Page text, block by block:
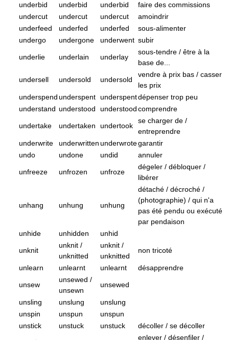
underbid underbid underbid
faire des commissions
undercut
undercut undercut
amoindrir
underfeed
underfed underfed
sous-alimenter
undergo
undergone underwent subir
underlie underlain underlay
sous-tendre / être à la
base de...
undersell undersold undersold
vendre à prix bas / casser
les prix
underspendunderspent underspentdépenser trop peu
understand understood understoodcomprendre
undertake undertaken undertook
se charger de /
entreprendre
underwrite
underwrittenunderwrotegarantir
undo
undone undid annuler
unfreeze unfrozen unfroze
dégeler / débloquer /
libérer
unhang unhung unhung
détaché / décroché /
(photographie) / qui n'a
pas été pendu ou exécuté
par pendaison
unhide
unhidden unhid
unknit
unknit /
unknitted
unknit /
unknitted
non tricoté
unlearn unlearnt unlearnt désapprendre
unsew
unsewed /
unsewn
unsewed
unsling unslung
unslung
unspin
unspun
unspun
unstick
unstuck unstuck décoller / se décoller
enlever / désenfiler /